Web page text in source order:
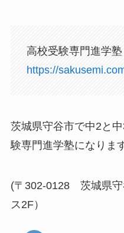
高校受験専門進学
https://
茨城県守谷市で中2と
験専門進学塾になりま
(〒302-0128 茨城県守
ス2F）